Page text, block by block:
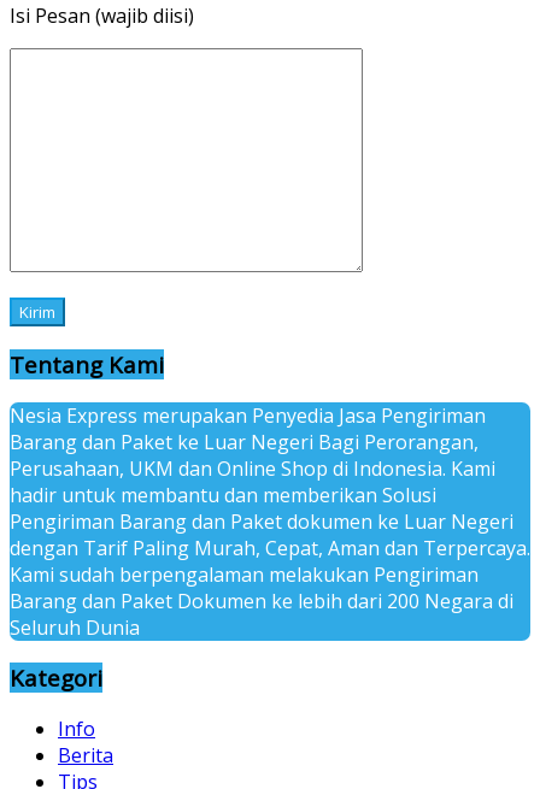
Isi Pesan (wajib diisi)
Tentang Kami
Nesia Express merupakan Penyedia Jasa Pengiriman
Barang dan Paket ke Luar Negeri Bagi Perorangan,
Perusahaan, UKM dan Online Shop di Indonesia. Kami
hadir untuk membantu dan memberikan Solusi
Pengiriman Barang dan Paket dokumen ke Luar Negeri
dengan Tarif Paling Murah, Cepat, Aman dan Terpercaya.
Kami sudah berpengalaman melakukan Pengiriman
Barang dan Paket Dokumen ke lebih dari 200 Negara di
Seluruh Dunia
Kategori
Info
Berita
Tips